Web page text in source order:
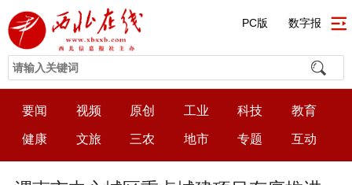
PC版 数字报
要闻 视频 原创 工业 科技 教育
健康 文旅 三农 地市 专题 互动